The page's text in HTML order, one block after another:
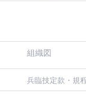
組織図
兵臨技定款・規